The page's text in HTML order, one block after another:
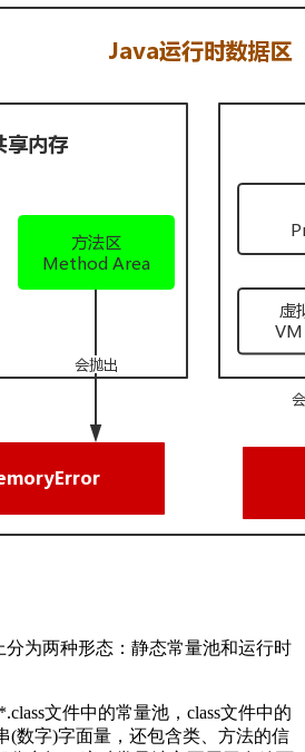
分为两种形态：静态常量池和运行时
文件中的常量池，class文件中的
(数字)字面量，还包含类、方法的信